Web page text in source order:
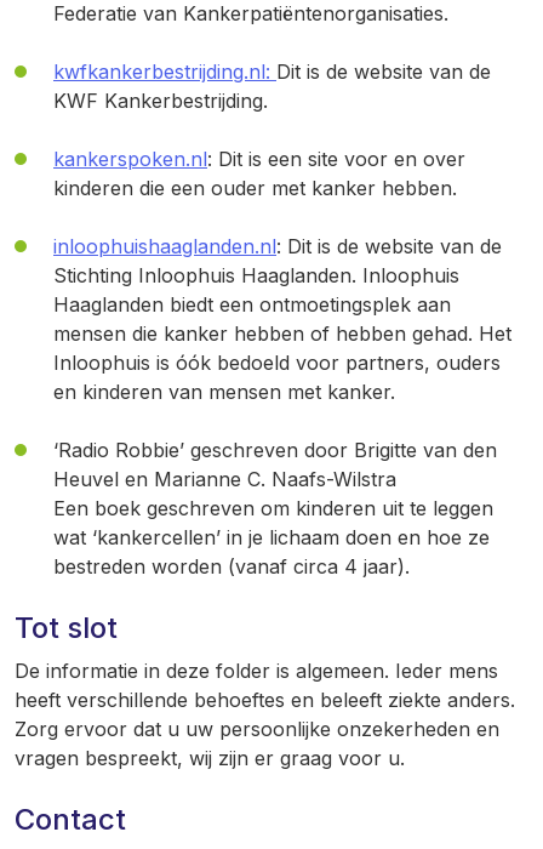
Federatie van Kankerpatiëntenorganisaties.
kwfkankerbestrijding.nl: Dit is de website van de
KWF Kankerbestrijding.
kankerspoken.nl: Dit is een site voor en over
kinderen die een ouder met kanker hebben.
inloophuishaaglanden.nl: Dit is de website van de
Stichting Inloophuis Haaglanden. Inloophuis
Haaglanden biedt een ontmoetingsplek aan
mensen die kanker hebben of hebben gehad. Het
Inloophuis is óók bedoeld voor partners, ouders
en kinderen van mensen met kanker.
‘Radio Robbie’ geschreven door Brigitte van den
Heuvel en Marianne C. Naafs-Wilstra
Een boek geschreven om kinderen uit te leggen
wat ‘kankercellen’ in je lichaam doen en hoe ze
bestreden worden (vanaf circa 4 jaar).
Tot slot
De informatie in deze folder is algemeen. Ieder mens
heeft verschillende behoeftes en beleeft ziekte anders.
Zorg ervoor dat u uw persoonlijke onzekerheden en
vragen bespreekt, wij zijn er graag voor u.
Contact